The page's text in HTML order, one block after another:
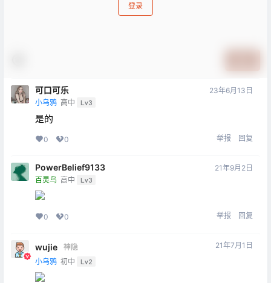
登录
可口可乐
小乌鸦 高中 Lv3
23年6月13日
是的
0 0 举报 回复
PowerBelief9133
百灵鸟 高中 Lv3
21年9月2日
0 0 举报 回复
wujie
神隐
小乌鸦 初中 Lv2
21年7月1日